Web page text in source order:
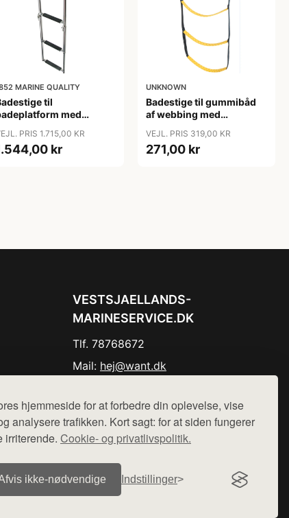
hjemmeside for at forbedre din oplevelse, vise
analysere trafikken. Kort sagt: for at siden fungerer
irriterende. Cookie- og privatlivspolitik.
ikke‑nødvendige Indstillinger
MARINE QUALITY
til
med
PRIS 1.715,00 KR
kr
UNKNOWN
Badestige til gummibåd
af webbing med
VEJL. PRIS 319,00 KR
271,00 kr
VESTSJAELLANDS-
MARINESERVICE.DK
Tlf. 78768672
Mail: hej@want.dk
ikke varer fra denne side - vi henviser til de shops,